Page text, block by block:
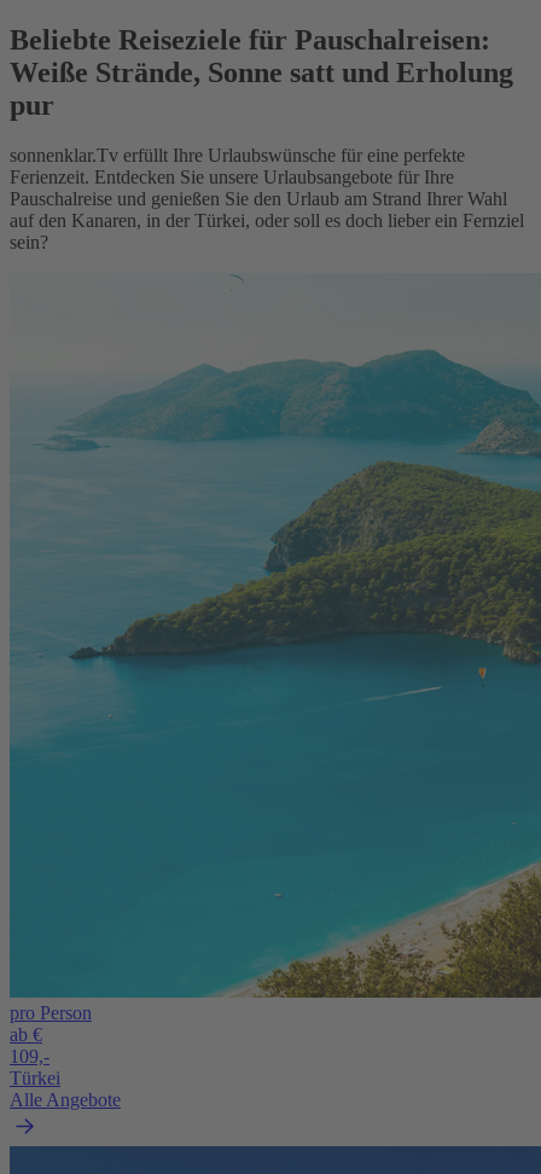
Beliebte Reiseziele für Pauschalreisen:
Weiße Strände, Sonne satt und Erholung
pur
sonnenklar.Tv erfüllt Ihre Urlaubswünsche für eine perfekte
Ferienzeit. Entdecken Sie unsere Urlaubsangebote für Ihre
Pauschalreise und genießen Sie den Urlaub am Strand Ihrer Wahl
auf den Kanaren, in der Türkei, oder soll es doch lieber ein Fernziel
sein?
pro Person
ab €
109,-
Türkei
Alle Angebote